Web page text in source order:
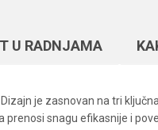
U RADNJAMA
je zasnovan na tri
prenosi snagu efikasnije i